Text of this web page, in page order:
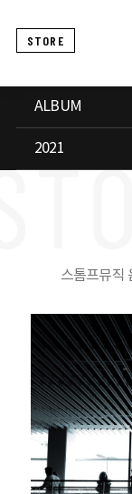
STORE
ALBUM
2021
스톰프뮤직